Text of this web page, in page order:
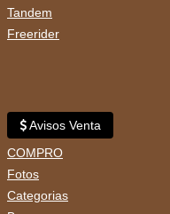
Tandem
Freerider
Avisos Venta
COMPRO
Fotos
Categorias